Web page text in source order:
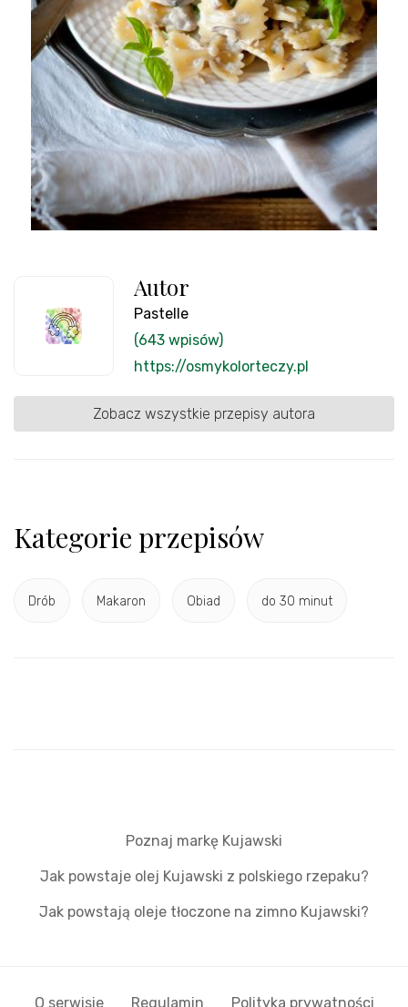
Autor
Pastelle
(643 wpisów)
https://osmykolorteczy.pl
Zobacz wszystkie przepisy autora
Kategorie przepisów
Drób Makaron Obiad do 30 minut
Poznaj markę Kujawski
Jak powstaje olej Kujawski z polskiego rzepaku?
Jak powstają oleje tłoczone na zimno Kujawski?
O serwisie Regulamin Polityka prywatności